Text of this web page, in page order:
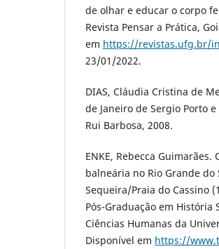
de olhar e educar o corpo
Revista Pensar a Prática,
em https://revistas.ufg.br/
23/01/2022.
DIAS, Cláudia Cristina de
de Janeiro de Sergio Porto
Rui Barbosa, 2008.
ENKE, Rebecca
balneária no Rio Grande
Sequeira/Praia do Cassino
Pós-Graduação em História
Ciências Humanas da
Disponível em https://